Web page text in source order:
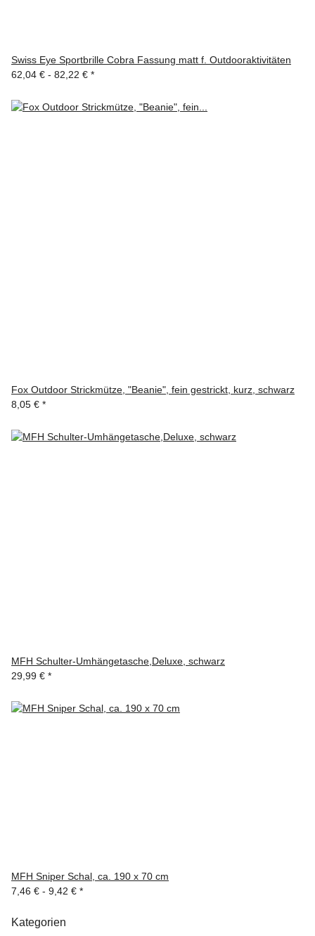
Swiss Eye Sportbrille Cobra Fassung matt f. Outdooraktivitäten
62,04 € - 82,22 € *
Fox Outdoor Strickmütze, "Beanie", fein gestrickt, kurz, schwarz
8,05 € *
MFH Schulter-Umhängetasche,Deluxe, schwarz
29,99 € *
MFH Sniper Schal, ca. 190 x 70 cm
7,46 € - 9,42 € *
Kategorien